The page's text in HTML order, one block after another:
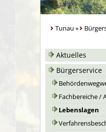
Tunau »
Aktuelles
Bürgerservice
Fachbereiche /
Lebenslagen